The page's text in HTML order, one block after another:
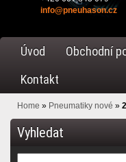
info@pneuhason.cz
Úvod Obchodní
Kontakt
Home » Pneumatiky nové »
Vyhledat